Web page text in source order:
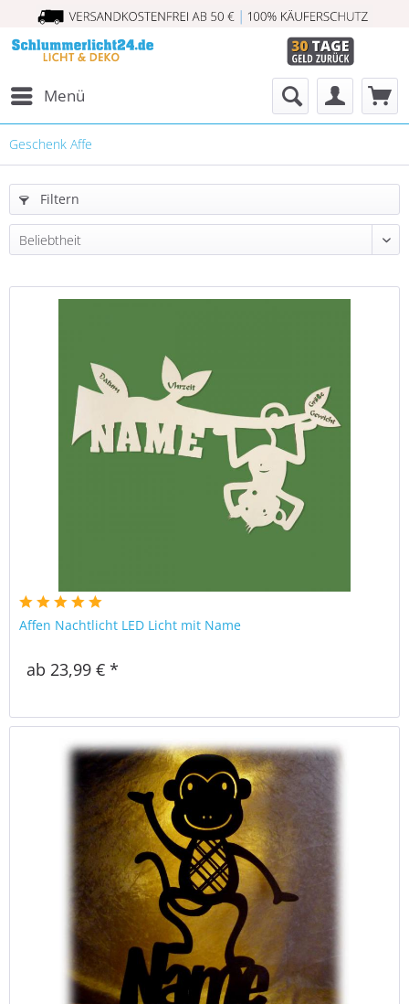
Menü
Geschenk Affe
Filtern
Affen Nachtlicht LED Licht mit Name
ab 23,99 € *